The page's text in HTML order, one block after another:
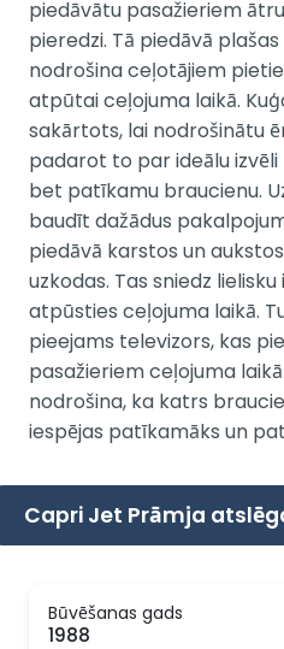
piedāvātu pasažieriem
pieredzi. Tā piedāvā
nodrošina ceļotājiem
atpūtai ceļojuma laikā.
sakārtots, lai nodrošinātu
padarot to par ideālu
bet patīkamu braucienu.
baudīt dažādus
piedāvā karstos un
uzkodas. Tas sniedz
atpūsties ceļojuma laikā.
pieejams televizors, kas
pasažieriem ceļojuma
nodrošina, ka katrs
iespējas patīkamāks un
Capri Jet Prāmja
Būvēšanas gads
1988